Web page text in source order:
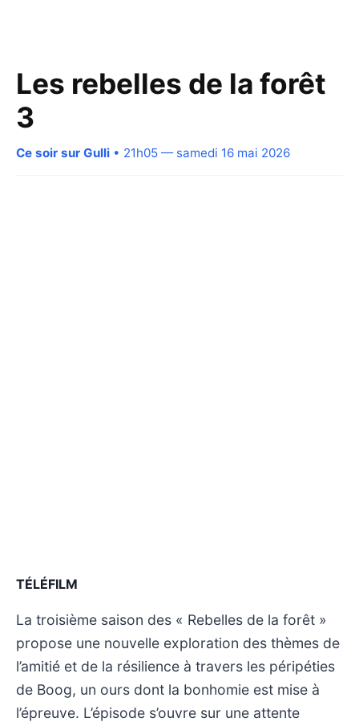
Les rebelles de la forêt
3
Ce soir sur Gulli • 21h05 — samedi 16 mai 2026
TÉLÉFILM
La troisième saison des « Rebelles de la forêt »
propose une nouvelle exploration des thèmes de
l’amitié et de la résilience à travers les péripéties
de Boog, un ours dont la bonhomie est mise à
l’épreuve. L’épisode s’ouvre sur une attente